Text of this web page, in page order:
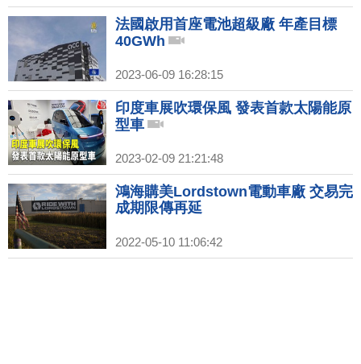
法國啟用首座電池超級廠 年產目標
40GWh
2023-06-09 16:28:15
印度車展吹環保風 發表首款太陽能原
型車
2023-02-09 21:21:48
鴻海購美Lordstown電動車廠 交易完
成期限傳再延
2022-05-10 11:06:42